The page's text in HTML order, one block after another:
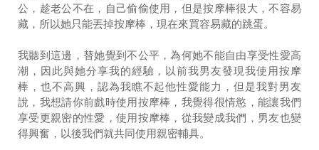
公，趁老公不在，自己偷偷使用，但是按摩棒很大，不容易
藏，所以她只能丟掉按摩棒，現在來買容易藏的跳蛋。
我聽到這邊，替她覺到不公平，為何她不能自由享受性愛高
潮，因此與她分享我的經驗，以前我男友發現我使用按摩
棒，也不高興，認為我瞧不起他性愛能力，但是我對男友
說，我想請你前戲時使用按摩棒，我覺得很情慾，能讓我們
享受更親密的性愛，使用按摩棒，從我變成我們，男友也變
得興奮，以後我們就共同使用親密輔具。